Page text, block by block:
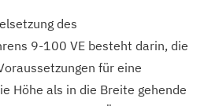
des
9-100 VE besteht darin, die
für eine
Höhe als in die Breite gehende